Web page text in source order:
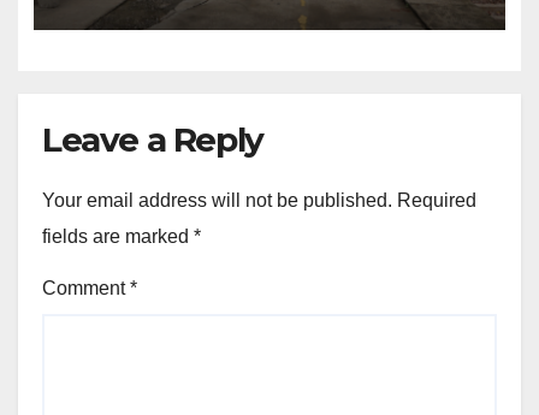
Leave a Reply
Your email address will not be published. Required
fields are marked *
Comment*